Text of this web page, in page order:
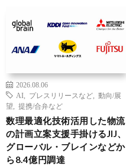
2026.08.06
AI
プレスリリースなど
動向/展
望
提携/合弁など
数理最適化技術活用した物流
の計画立案支援手掛けるJIJ、
グローバル・ブレインなどか
ら8.4億円調達